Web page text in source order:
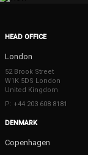
HEAD OFFICE
London
52 Brook Street
W1K 5DS London
United Kingdom
P: +44 203 608 8181
DENMARK
Copenhagen